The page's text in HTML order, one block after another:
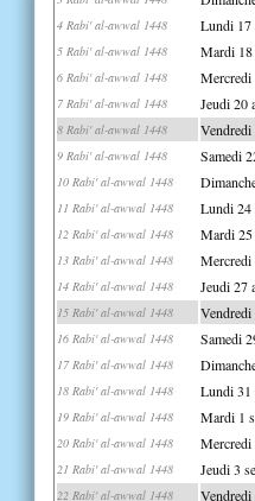
4 Rabi' al-awwal 1448 Lundi 17
5 Rabi' al-awwal 1448 Mardi 18
6 Rabi' al-awwal 1448 Mercredi
7 Rabi' al-awwal 1448 Jeudi 20
8 Rabi' al-awwal 1448 Vendredi
9 Rabi' al-awwal 1448 Samedi
10 Rabi' al-awwal 1448
11 Rabi' al-awwal 1448 Lundi 24
12 Rabi' al-awwal 1448 Mardi 25
13 Rabi' al-awwal 1448 Mercredi
14 Rabi' al-awwal 1448 Jeudi 27
15 Rabi' al-awwal 1448 Vendredi
16 Rabi' al-awwal 1448 Samedi
17 Rabi' al-awwal 1448
18 Rabi' al-awwal 1448 Lundi 31
19 Rabi' al-awwal 1448 Mardi 1
20 Rabi' al-awwal 1448 Mercredi
21 Rabi' al-awwal 1448 Jeudi 3
22 Rabi' al-awwal 1448 Vendredi